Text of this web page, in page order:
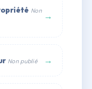
💬 WhatsApp
Non →
Non publié →